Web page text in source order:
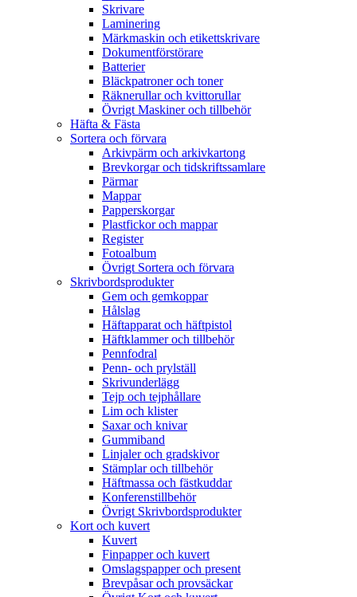
Skrivare
Laminering
Märkmaskin och etikettskrivare
Dokumentförstörare
Batterier
Bläckpatroner och toner
Räknerullar och kvittorullar
Övrigt Maskiner och tillbehör
Häfta & Fästa
Sortera och förvara
Arkivpärm och arkivkartong
Brevkorgar och tidskriftssamlare
Pärmar
Mappar
Papperskorgar
Plastfickor och mappar
Register
Fotoalbum
Övrigt Sortera och förvara
Skrivbordsprodukter
Gem och gemkoppar
Hålslag
Häftapparat och häftpistol
Häftklammer och tillbehör
Pennfodral
Penn- och prylställ
Skrivunderlägg
Tejp och tejphållare
Lim och klister
Saxar och knivar
Gummiband
Linjaler och gradskivor
Stämplar och tillbehör
Häftmassa och fästkuddar
Konferenstillbehör
Övrigt Skrivbordsprodukter
Kort och kuvert
Kuvert
Finpapper och kuvert
Omslagspapper och present
Brevpåsar och provsäckar